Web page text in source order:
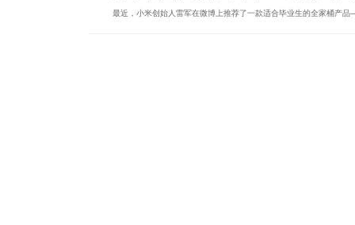
最近，小米创始人雷军在微博上推荐了一款适合毕业生的全家桶产品